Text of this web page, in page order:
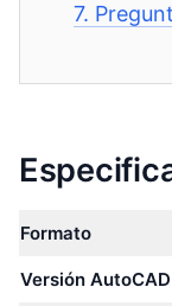
7.
Formato
Versión AutoCAD